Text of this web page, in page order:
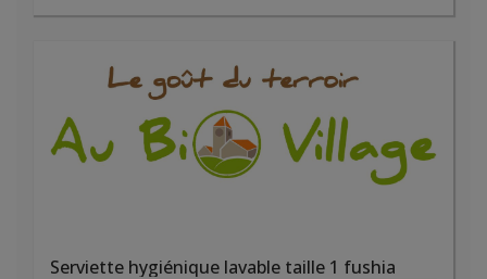
Serviette hygiénique lavable taille 1 fushia